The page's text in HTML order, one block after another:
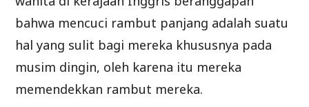
bahwa mencuci rambut panjang adalah suatu
hal yang sulit bagi mereka khususnya pada
musim dingin, oleh karena itu mereka
memendekkan rambut mereka.